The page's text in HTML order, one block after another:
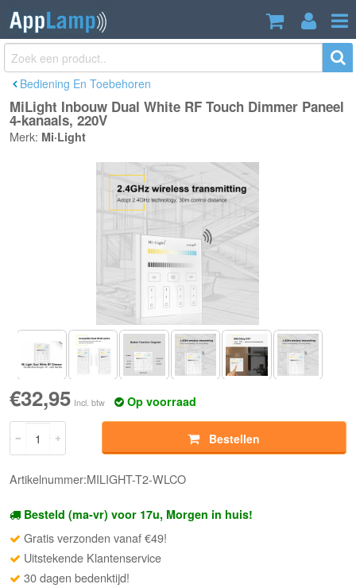
MiLight Inbouw Dual White RF Touch
Dimmer Paneel 4-kanaals, 220V
€32,95
Bediening En Toebehoren
MiLight Inbouw Dual White RF Touch Dimmer Paneel
4-kanaals, 220V
Merk: Mi·Light
€32,95 Incl. btw Op voorraad
Bestellen
Artikelnummer:MILIGHT-T2-WLCO
Besteld (ma-vr) voor 17u, Morgen in huis!
Gratis verzonden vanaf €49!
Uitstekende Klantenservice
30 dagen bedenktijd!